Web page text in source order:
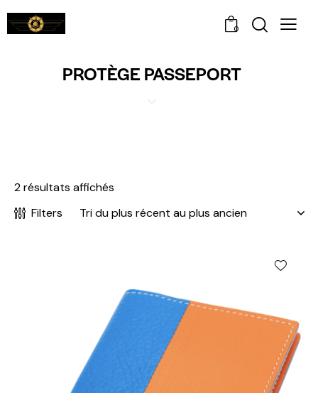
0
PROTÈGE PASSEPORT
2 résultats affichés
Filters